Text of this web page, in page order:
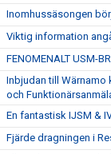
Inomhussäsongen
Viktig information
FENOMENALT USM-
Inbjudan till
och
En fantastisk IJSM &
Fjärde dragningen i